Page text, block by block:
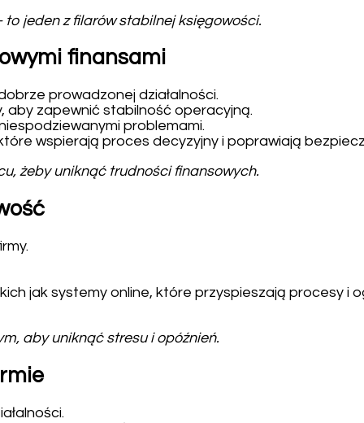
jeden z filarów stabilnej księgowości.
finansami
prowadzonej działalności.
aby zapewnić stabilność operacyjną.
problemami.
wspierają proces decyzyjny i poprawiają
żeby uniknąć trudności finansowych.
jak systemy online, które przyspieszają procesy i
aby uniknąć stresu i opóźnień.